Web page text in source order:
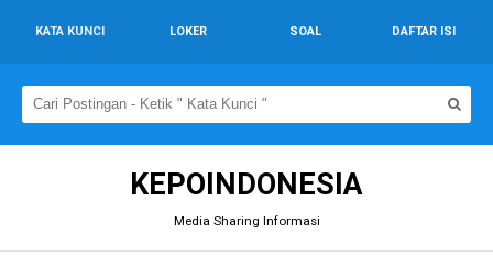
KATA KUNCI LOKER SOAL DAFTAR ISI
KEPOINDONESIA
Media Sharing Informasi